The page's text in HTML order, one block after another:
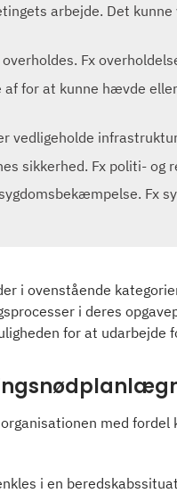
arbejde. Det
Fx
for at kunne hævde
vedligeholde
sikkerhed. Fx politi- og
Fx
i ovenstående
i deres
for at udarbejde
med
i en